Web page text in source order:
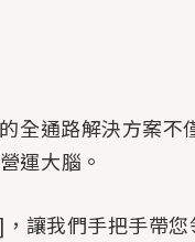
全通路解決方案不
運大腦。
讓我們手把手帶您